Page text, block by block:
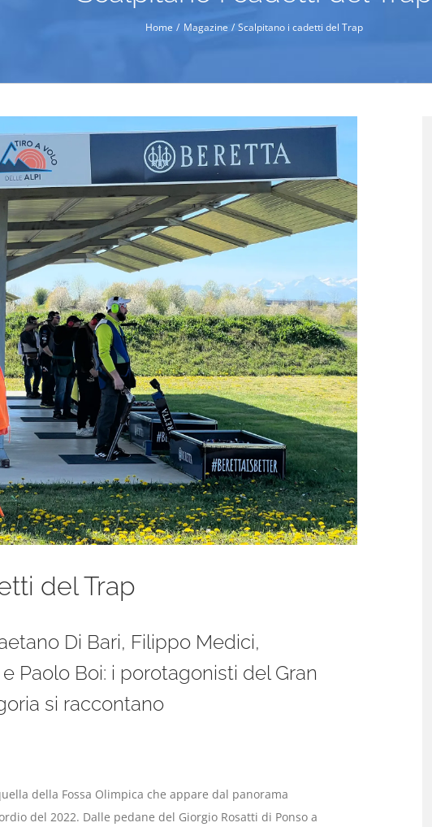
Home Magazine Scalpitano i cadetti del Trap
del Trap
Di Bari, Filippo Medici,
Paolo Boi: i porotagonisti del Gran
si raccontano
della Fossa Olimpica che appare dal panorama
del 2022. Dalle pedane del Giorgio Rosatti di Ponso a